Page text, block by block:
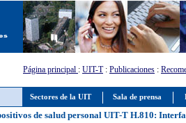
Sectores de la UIT Sala de prensa
Página principal : UIT-T: Publicaciones :
de salud personal UIT-T H.810: